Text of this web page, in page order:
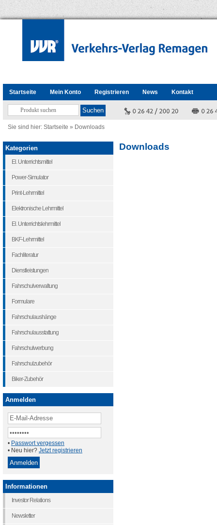
Startseite Mein Konto Registrieren News Kontakt
Sie sind hier: Startseite » Downloads
Downloads
Kategorien
El. Unterrichtsmittel
Power-Simulator
Print-Lehrmittel
Elektronische Lehrmittel
El. Unterrichtslehrmittel
BKF-Lehrmittel
Fachliteratur
Dienstleistungen
Fahrschulverwaltung
Formulare
Fahrschulaushänge
Fahrschulausstattung
Fahrschulwerbung
Fahrschulzubehör
Biker-Zubehör
Anmelden
• Passwort vergessen
• Neu hier? Jetzt registrieren
Informationen
Investor Relations
Newsletter